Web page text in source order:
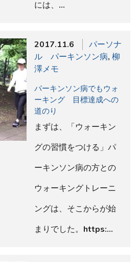
には、…
2017.11.6
パーソナ
ル パーキンソン病, 柳
澤メモ
パーキンソン病でもウォ
ーキング 目標達成への
道のり
まずは、「ウォーキン
グの習慣をつける」パ
ーキンソン病の方との
ウォーキングトレーニ
ングは、そこからが始
まりでした。https:…